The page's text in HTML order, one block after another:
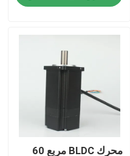
محرك BLDC مربع 60